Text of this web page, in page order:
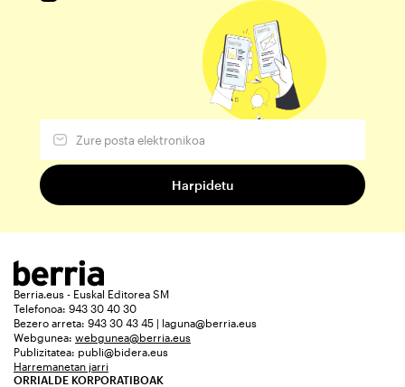
Berria.eus - Euskal Editorea SM
Telefonoa: 943 30 40 30
Bezero arreta: 943 30 43 45 | laguna@berria.eus
Webgunea: webgunea@berria.eus
Publizitatea: publi@bidera.eus
Harremanetan jarri
ORRIALDE KORPORATIBOAK